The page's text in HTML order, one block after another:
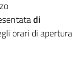
di
orari di apertura